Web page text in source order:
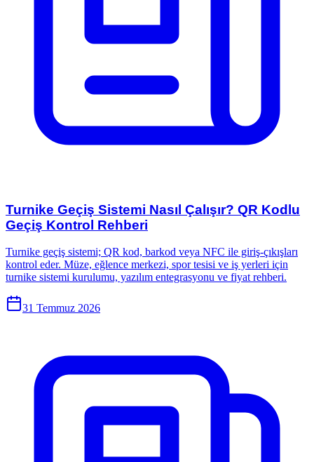
Turnike Geçiş Sistemi Nasıl Çalışır? QR Kodlu
Geçiş Kontrol Rehberi
Turnike geçiş sistemi; QR kod, barkod veya NFC ile giriş-çıkışları
kontrol eder. Müze, eğlence merkezi, spor tesisi ve iş yerleri için
turnike sistemi kurulumu, yazılım entegrasyonu ve fiyat rehberi.
31 Temmuz 2026